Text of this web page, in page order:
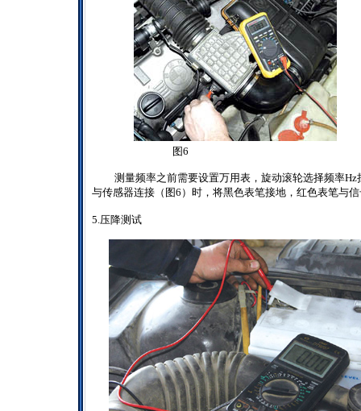
图6
测量频率之前需要设置万用表，旋动滚轮选择频率Hz
与传感器连接（图6 ）时，将黑色表笔接地，红色表笔与
5.压降测试